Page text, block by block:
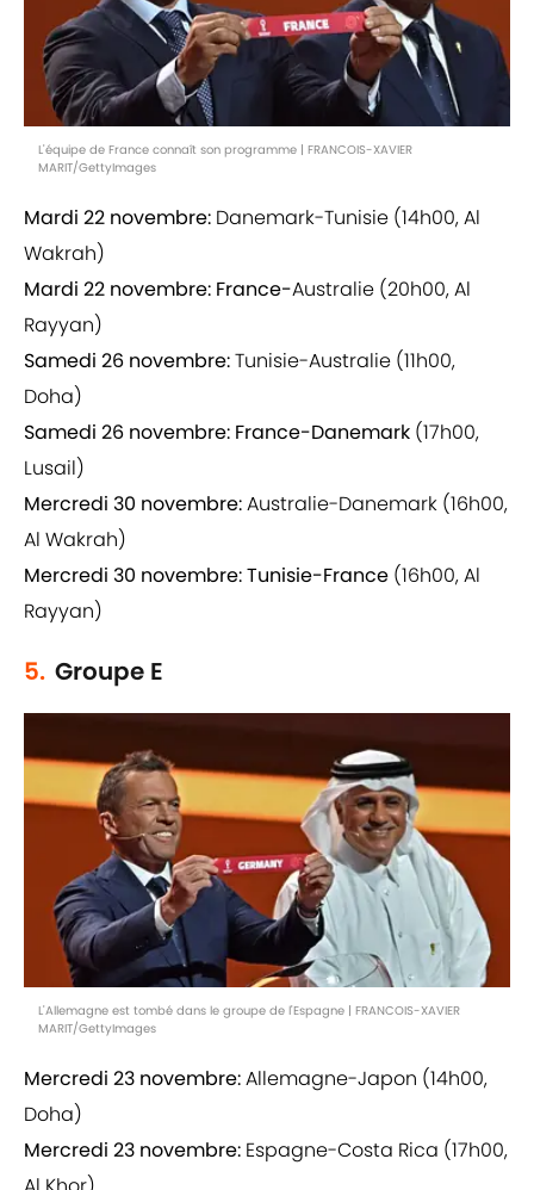
L'équipe de France connaît son programme | FRANCOIS-XAVIER
MARIT/GettyImages
Mardi 22 novembre: Danemark-Tunisie (14h00, Al
Wakrah)
Mardi 22 novembre: France-Australie (20h00, Al
Rayyan)
Samedi 26 novembre:Tunisie-Australie (11h00,
Doha)
Samedi 26 novembre: France-Danemark (17h00,
Lusail)
Mercredi 30 novembre:Australie-Danemark (16h00,
Al Wakrah)
Mercredi 30 novembre:Tunisie-France (16h00, Al
Rayyan)
5. Groupe E
L'Allemagne est tombé dans le groupe de l'Espagne | FRANCOIS-XAVIER
MARIT/GettyImages
Mercredi 23 novembre:Allemagne-Japon (14h00,
Doha)
Mercredi 23 novembre: Espagne-Costa Rica (17h00,